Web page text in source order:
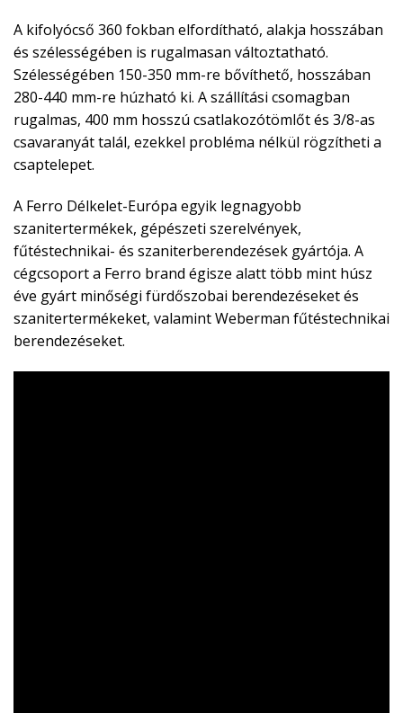
A kifolyócső 360 fokban elfordítható, alakja hosszában
és szélességében is rugalmasan változtatható.
Szélességében 150-350 mm-re bővíthető, hosszában
280-440 mm-re húzható ki. A szállítási csomagban
rugalmas, 400 mm hosszú csatlakozótömlőt és 3/8-as
csavaranyát talál, ezekkel probléma nélkül rögzítheti a
csaptelepet.
A Ferro Délkelet-Európa egyik legnagyobb
szanitertermékek, gépészeti szerelvények,
fűtéstechnikai- és szaniterberendezések gyártója. A
cégcsoport a Ferro brand égisze alatt több mint húsz
éve gyárt minőségi fürdőszobai berendezéseket és
szanitertermékeket, valamint Weberman fűtéstechnikai
berendezéseket.